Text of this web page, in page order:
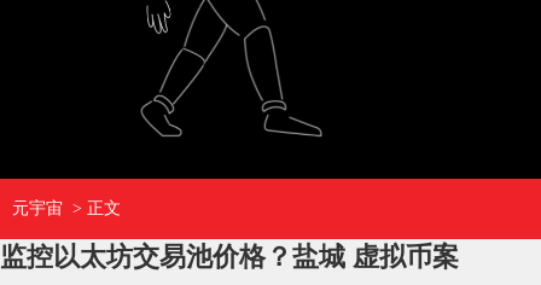
元宇宙 > 正文
监控以太坊交易池价格？盐城 虚拟币案